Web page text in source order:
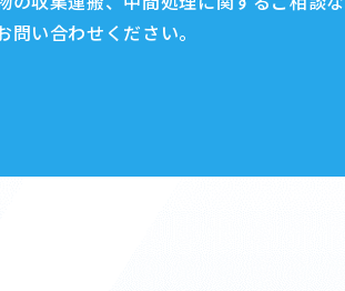
問い合わせください。